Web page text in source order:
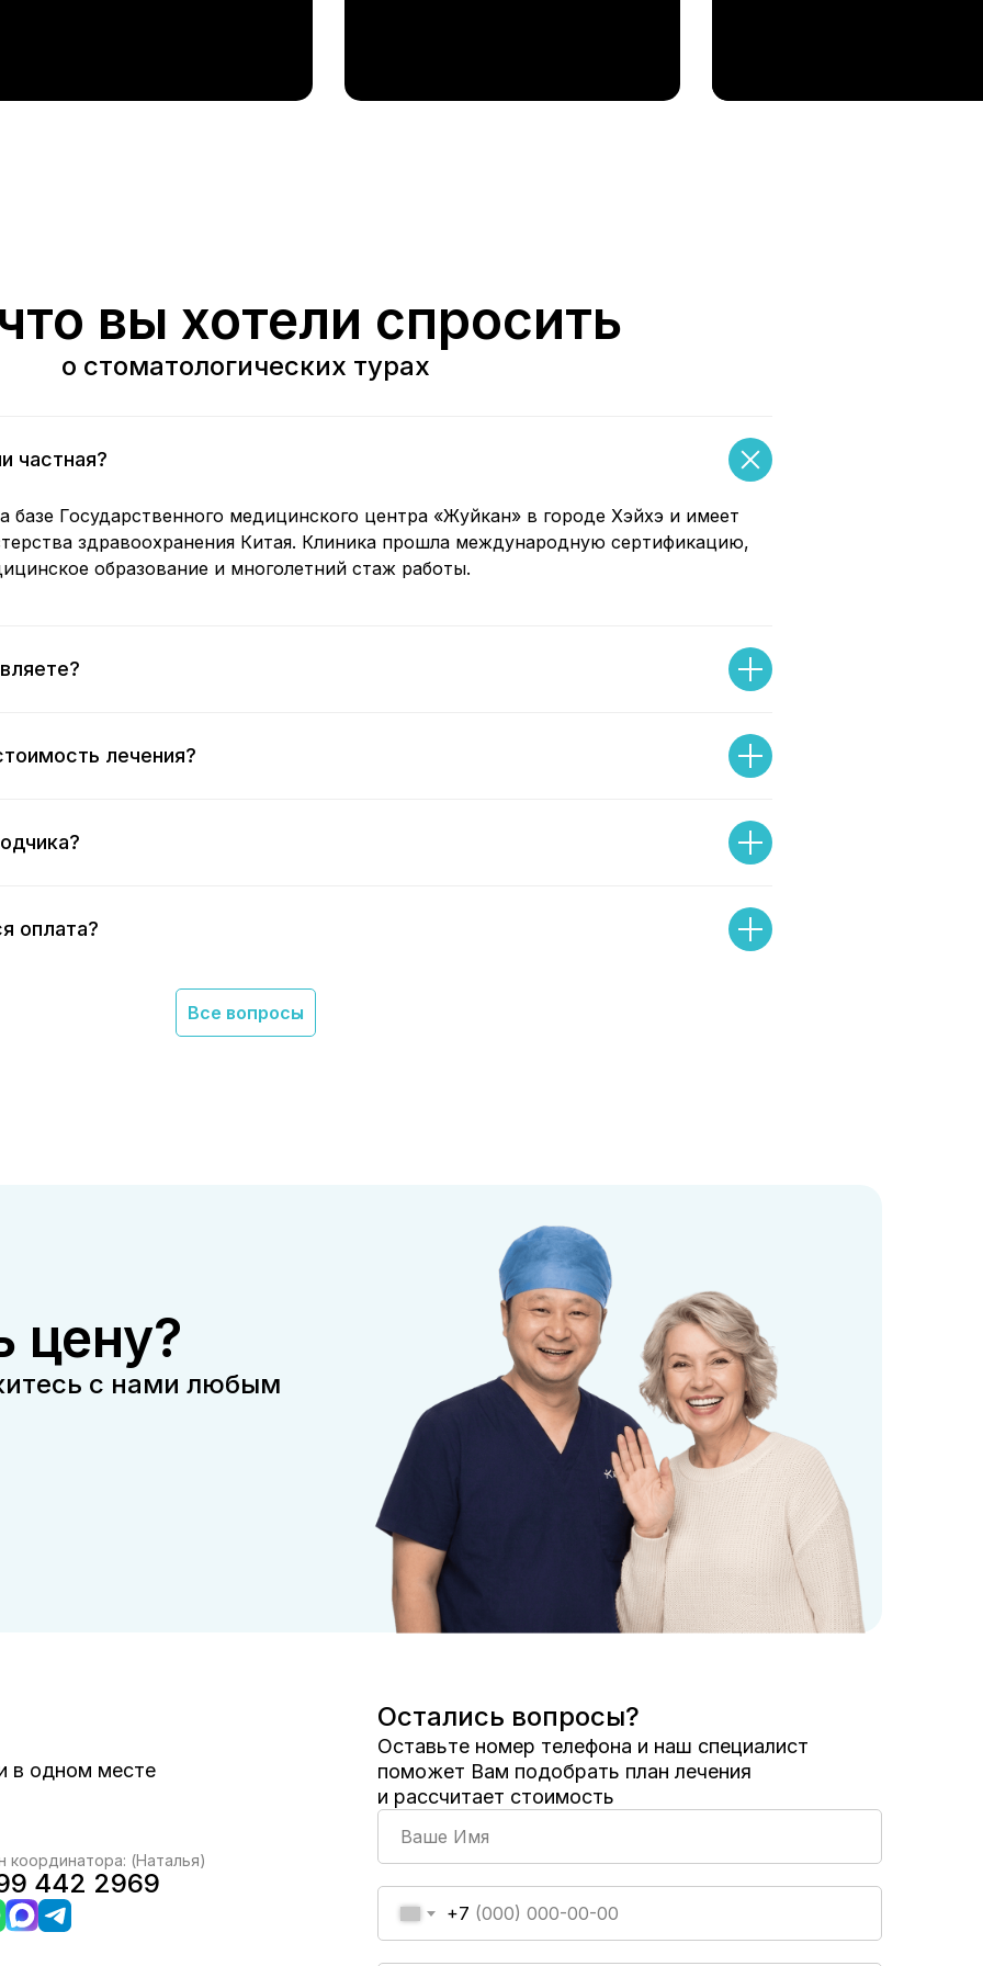
вы хотели спросить
о стоматологических турах
частная?
базе Государственного медицинского центра «Жуйкан» в городе Хэйхэ и имеет
здравоохранения Китая. Клиника прошла международную сертификацию,
образование и многолетний стаж работы.
лечения?
оплата?
Все вопросы
цену?
с нами любым
в одном месте
координатора: (Наталья)
442 2969
Остались вопросы?
Оставьте номер телефона и наш специалист
поможет Вам подобрать план лечения
и рассчитает стоимость
+7